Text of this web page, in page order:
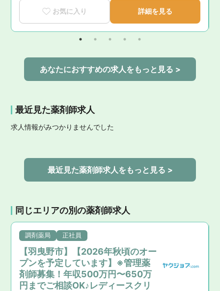
お気に入り 詳細を見る
あなたにおすすめの求人をもっと見る >
最近見た薬剤師求人
求人情報がみつかりませんでした
最近見た薬剤師求人をもっと見る >
同じエリアの別の薬剤師求人
調剤薬局 正社員
【羽曳野市】【2026年秋頃のオー
プンを予定しています】※管理薬
剤師募集！年収500万円〜650万
円までご相談OK♪レディースクリ